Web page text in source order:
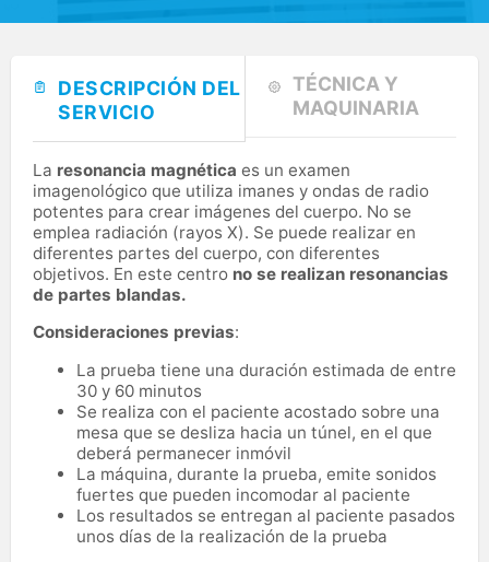
DESCRIPCIÓN DEL
SERVICIO
TÉCNICA Y
MAQUINARIA
La resonancia magnética es un examen
imagenológico que utiliza imanes y ondas de radio
potentes para crear imágenes del cuerpo. No se
emplea radiación (rayos X). Se puede realizar en
diferentes partes del cuerpo, con diferentes
objetivos. En este centro no se realizan resonancias
de partes blandas.
Consideraciones previas:
La prueba tiene una duración estimada de entre
30 y 60 minutos
Se realiza con el paciente acostado sobre una
mesa que se desliza hacia un túnel, en el que
deberá permanecer inmóvil
La máquina, durante la prueba, emite sonidos
fuertes que pueden incomodar al paciente
Los resultados se entregan al paciente pasados
unos días de la realización de la prueba